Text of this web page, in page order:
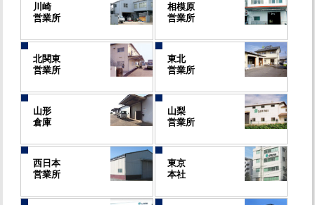
川崎
営業所
相模原
営業所
北関東
営業所
東北
営業所
山形
倉庫
山梨
営業所
西日本
営業所
東京
本社